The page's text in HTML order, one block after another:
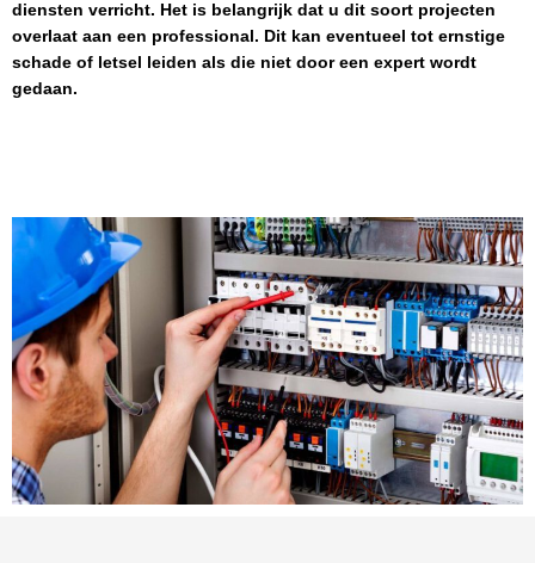
diensten verricht. Het is belangrijk dat u dit soort projecten
overlaat aan een professional. Dit kan eventueel tot ernstige
schade of letsel leiden als die niet door een expert wordt
gedaan.